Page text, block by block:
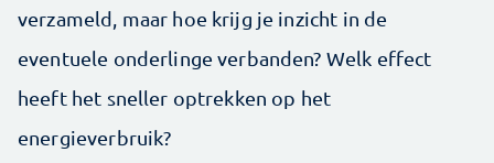
verzameld, maar hoe krijg je inzicht in de
eventuele onderlinge verbanden? Welk effect
heeft het sneller optrekken op het
energieverbruik?